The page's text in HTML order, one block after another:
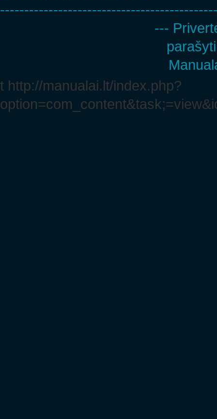
---
t http://manualai.lt/index.php?